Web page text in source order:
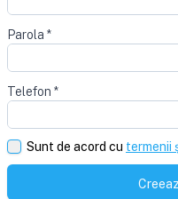
Parola *
Telefon *
Sunt de acord cu termenii